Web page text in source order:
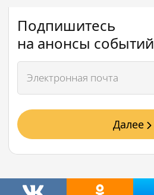
Подпишитесь
на анонсы событий
Далее